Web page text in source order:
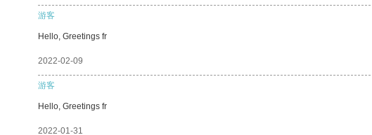
游客
Hello, Greetings fr
2022-02-09
游客
Hello, Greetings fr
2022-01-31